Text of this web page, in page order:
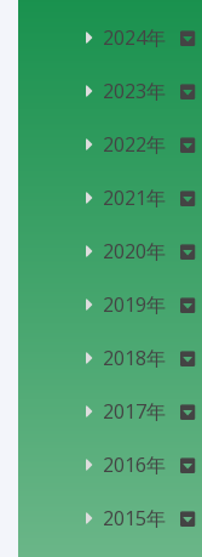
2024年
2023年
2022年
2021年
2020年
2019年
2018年
2017年
2016年
2015年